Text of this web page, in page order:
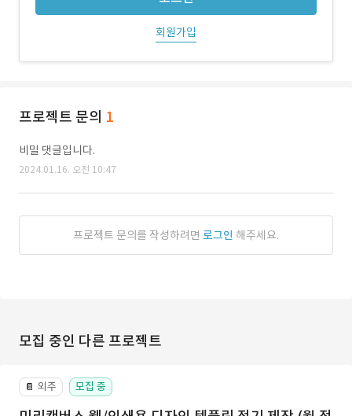
회원가입
프로젝트 문의 1
비밀 댓글입니다.
2024.01.16. 오전 10:47
프로젝트 문의를 작성하려면 로그인 해주세요.
모집 중인 다른 프로젝트
📔 외주 모집 중